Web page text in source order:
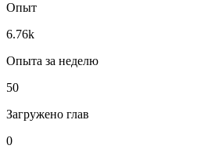
Опыт
6.76k
Опыта за неделю
50
Загружено глав
0